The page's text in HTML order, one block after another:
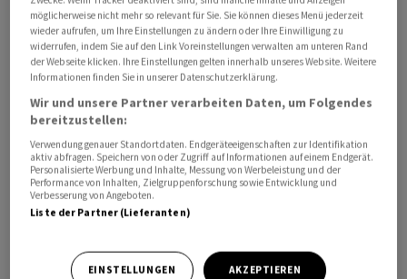
exportgetriebene Wirtschaft auswirken, wenn die
Folgen des hohen Ölpreises langfristig auf die globale
Nachfrage drücken.
möglicherweise nicht mehr so relevant für Sie. Sie können dieses Menü jederzeit
wieder aufrufen, um Ihre Einstellungen zu ändern oder Ihre Einwilligung zu
widerrufen, indem Sie auf den Link Voreinstellungen verwalten am unteren Rand
der Webseite klicken. Ihre Einstellungen gelten innerhalb unseres Website. Weitere
Informationen finden Sie in unserer Datenschutzerklärung.
Wir und unsere Partner verarbeiten Daten, um Folgendes
bereitzustellen:
Verwendung genauer Standortdaten. Endgeräteeigenschaften zur Identifikation
aktiv abfragen. Speichern von oder Zugriff auf Informationen auf einem Endgerät.
Personalisierte Werbung und Inhalte, Messung von Werbeleistung und der
Performance von Inhalten, Zielgruppenforschung sowie Entwicklung und
Verbesserung von Angeboten.
Liste der Partner (Lieferanten)
EINSTELLUNGEN AKZEPTIEREN